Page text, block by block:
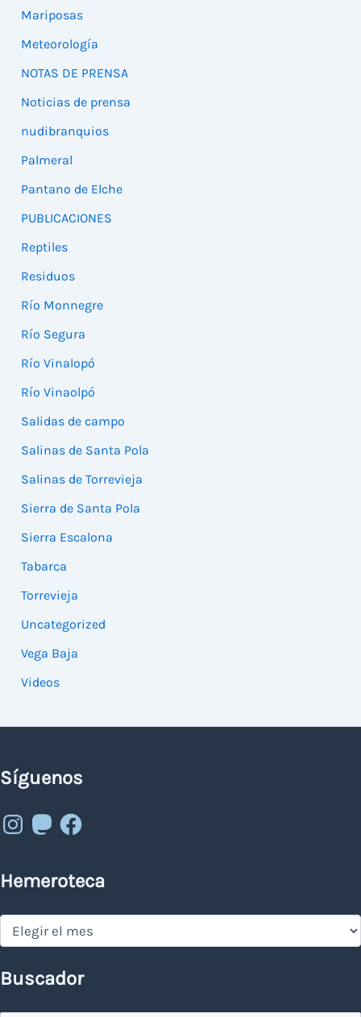
Mariposas
Meteorología
NOTAS DE PRENSA
Noticias de prensa
nudibranquios
Palmeral
Pantano de Elche
PUBLICACIONES
Reptiles
Residuos
Río Monnegre
Río Segura
Río Vinalopó
Río Vinaolpó
Salidas de campo
Salinas de Santa Pola
Salinas de Torrevieja
Sierra de Santa Pola
Sierra Escalona
Tabarca
Torrevieja
Uncategorized
Vega Baja
Videos
Síguenos
Instagram
MastodonFacebook
Hemeroteca
Hemeroteca
Buscador